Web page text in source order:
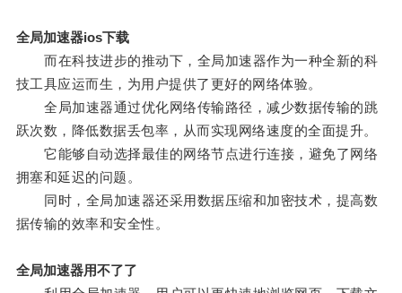
全局加速器ios下载
而在科技进步的推动下，全局加速器作为一种全新的科
技工具应运而生，为用户提供了更好的网络体验。
全局加速器通过优化网络传输路径，减少数据传输的跳
跃次数，降低数据丢包率，从而实现网络速度的全面提升。
它能够自动选择最佳的网络节点进行连接，避免了网络
拥塞和延迟的问题。
同时，全局加速器还采用数据压缩和加密技术，提高数
据传输的效率和安全性。
全局加速器用不了了